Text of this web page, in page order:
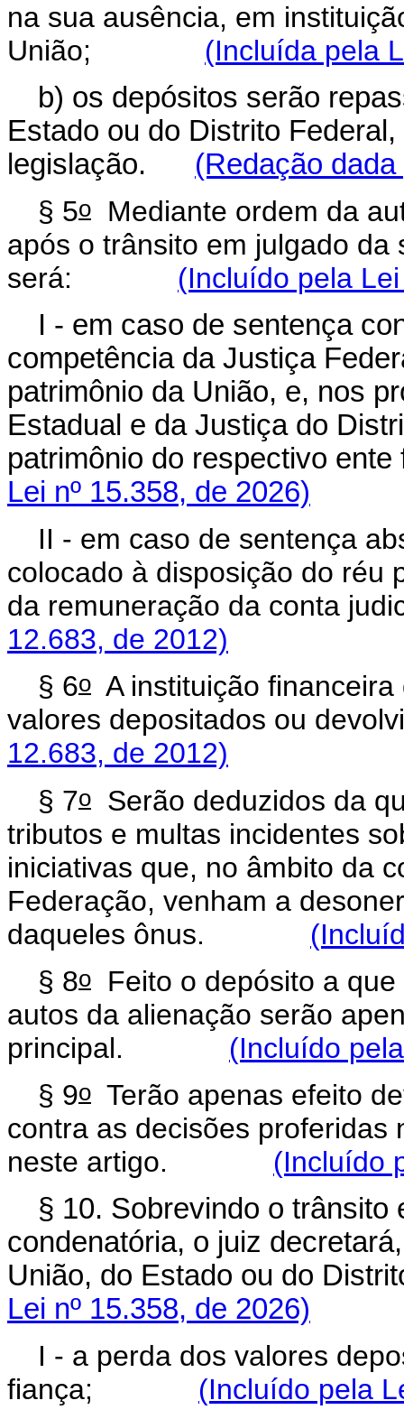
na sua ausência, em
União; (Incluída pela
b) os depósitos serão
Estado ou do Distrito
legislação. (Redação
§ 5o Mediante ordem da
após o trânsito em julgado
será: (Incluído pela
I - em caso de sentença
competência da Justiça
patrimônio da União, e, nos
Estadual e da Justiça do
patrimônio do respectivo
Lei nº 15.358, de 2026)
II - em caso de sentença
colocado à disposição do réu
da remuneração da
12.683, de 2012)
§ 6o A instituição
valores depositados ou
12.683, de 2012)
§ 7o Serão deduzidos da
tributos e multas incidentes
iniciativas que, no âmbito da
Federação, venham a
daqueles ônus.
§ 8o Feito o depósito a
autos da alienação serão
principal. (Incluído
§ 9o Terão apenas efeito
contra as decisões proferidas
neste artigo. (Incluído
§ 10. Sobrevindo o trânsito
condenatória, o juiz
União, do Estado ou do
Lei nº 15.358, de 2026)
I - a perda dos valores
fiança; (Incluído pela